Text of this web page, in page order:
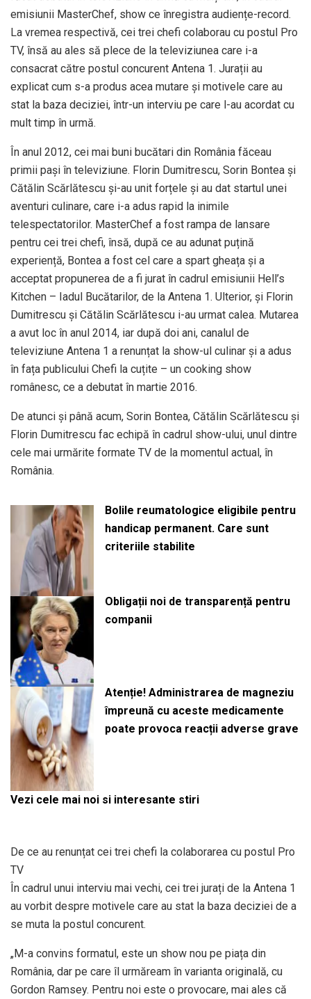
emisiunii MasterChef, show ce înregistra audiențe-record.
La vremea respectivă, cei trei chefi colaborau cu postul Pro
TV, însă au ales să plece de la televiziunea care i-a
consacrat către postul concurent Antena 1. Jurații au
explicat cum s-a produs acea mutare și motivele care au
stat la baza deciziei, într-un interviu pe care l-au acordat cu
mult timp în urmă.
În anul 2012, cei mai buni bucătari din România făceau
primii pași în televiziune. Florin Dumitrescu, Sorin Bontea și
Cătălin Scărlătescu și-au unit forțele și au dat startul unei
aventuri culinare, care i-a adus rapid la inimile
telespectatorilor. MasterChef a fost rampa de lansare
pentru cei trei chefi, însă, după ce au adunat puțină
experiență, Bontea a fost cel care a spart gheața și a
acceptat propunerea de a fi jurat în cadrul emisiunii Hell’s
Kitchen – Iadul Bucătarilor, de la Antena 1. Ulterior, și Florin
Dumitrescu și Cătălin Scărlătescu i-au urmat calea. Mutarea
a avut loc în anul 2014, iar după doi ani, canalul de
televiziune Antena 1 a renunțat la show-ul culinar și a adus
în fața publicului Chefi la cuțite – un cooking show
românesc, ce a debutat în martie 2016.
De atunci și până acum, Sorin Bontea, Cătălin Scărlătescu și
Florin Dumitrescu fac echipă în cadrul show-ului, unul dintre
cele mai urmărite formate TV de la momentul actual, în
România.
Bolile reumatologice eligibile pentru
handicap permanent. Care sunt
criteriile stabilite
Obligații noi de transparență pentru
companii
Atenție! Administrarea de magneziu
împreună cu aceste medicamente
poate provoca reacții adverse grave
Vezi cele mai noi si interesante stiri
De ce au renunțat cei trei chefi la colaborarea cu postul Pro
TV
În cadrul unui interviu mai vechi, cei trei jurați de la Antena 1
au vorbit despre motivele care au stat la baza deciziei de a
se muta la postul concurent.
„M-a convins formatul, este un show nou pe piața din
România, dar pe care îl urmăream în varianta originală, cu
Gordon Ramsey. Pentru noi este o provocare, mai ales că